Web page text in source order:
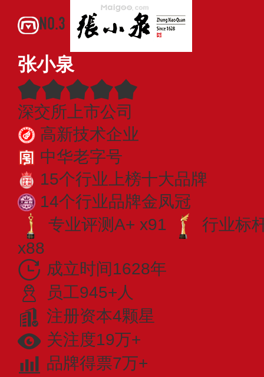
NO.3
张小泉
深交所上市公司
高新技术企业
中华老字号
15个行业上榜十大品牌
14个行业品牌金凤冠
专业评测A+ x91
行业标
x88
成立时间1628年
员工945+人
注册资本4颗星
关注度19万+
品牌得票7万+